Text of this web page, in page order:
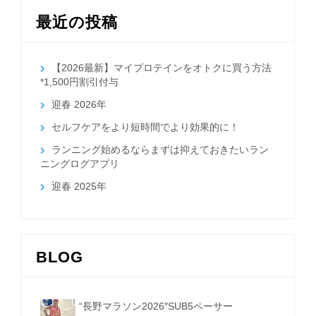
最近の投稿
【2026最新】マイプロテインをオトクに買う方法
*1,500円割引付与
迎春 2026年
セルフケアをより短時間でより効果的に！
ランニング始めるならまずは抑えておきたいラン
ニングログアプリ
迎春 2025年
BLOG
“長野マラソン2026″SUB5ペーサー